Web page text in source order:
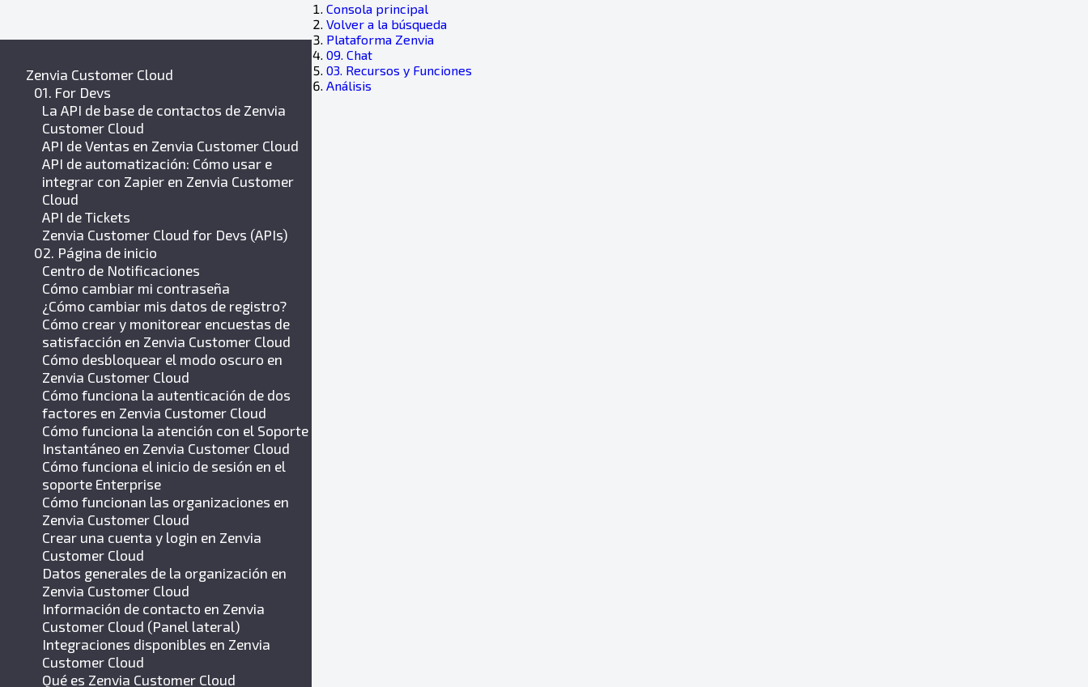
Consola principal
Volver a la búsqueda
Plataforma Zenvia
09. Chat
03. Recursos y Funciones
Análisis
Zenvia Customer Cloud
01. For Devs
La API de base de contactos de Zenvia
Customer Cloud
API de Ventas en Zenvia Customer Cloud
API de automatización: Cómo usar e
integrar con Zapier en Zenvia Customer
Cloud
API de Tickets
Zenvia Customer Cloud for Devs (APIs)
02. Página de inicio
Centro de Notificaciones
Cómo cambiar mi contraseña
¿Cómo cambiar mis datos de registro?
Cómo crear y monitorear encuestas de
satisfacción en Zenvia Customer Cloud
Cómo desbloquear el modo oscuro en
Zenvia Customer Cloud
Cómo funciona la autenticación de dos
factores en Zenvia Customer Cloud
Cómo funciona la atención con el Soporte
Instantáneo en Zenvia Customer Cloud
Cómo funciona el inicio de sesión en el
soporte Enterprise
Cómo funcionan las organizaciones en
Zenvia Customer Cloud
Crear una cuenta y login en Zenvia
Customer Cloud
Datos generales de la organización en
Zenvia Customer Cloud
Información de contacto en Zenvia
Customer Cloud (Panel lateral)
Integraciones disponibles en Zenvia
Customer Cloud
Qué es Zenvia Customer Cloud